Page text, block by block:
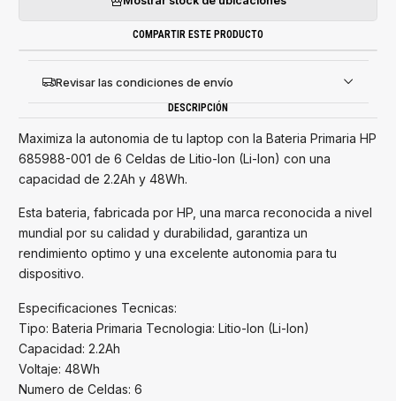
COMPARTIR ESTE PRODUCTO
Revisar las condiciones de envío
DESCRIPCIÓN
Maximiza la autonomia de tu laptop con la Bateria Primaria HP
685988-001 de 6 Celdas de Litio-Ion (Li-Ion) con una
capacidad de 2.2Ah y 48Wh.
Esta bateria, fabricada por HP, una marca reconocida a nivel
mundial por su calidad y durabilidad, garantiza un
rendimiento optimo y una excelente autonomia para tu
dispositivo.
Especificaciones Tecnicas:
Tipo: Bateria Primaria Tecnologia: Litio-Ion (Li-Ion)
Capacidad: 2.2Ah
Voltaje: 48Wh
Numero de Celdas: 6